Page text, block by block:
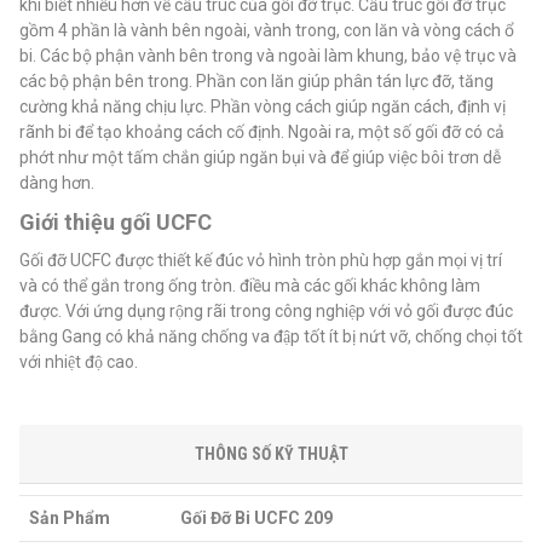
khi biết nhiều hơn về cấu trúc của gối đỡ trục. Cấu trúc gối đỡ trục
gồm 4 phần là vành bên ngoài, vành trong, con lăn và vòng cách ổ
bi. Các bộ phận vành bên trong và ngoài làm khung, bảo vệ trục và
các bộ phận bên trong. Phần con lăn giúp phân tán lực đỡ, tăng
cường khả năng chịu lực. Phần vòng cách giúp ngăn cách, định vị
rãnh bi để tạo khoảng cách cố định. Ngoài ra, một số gối đỡ có cả
phớt như một tấm chắn giúp ngăn bụi và để giúp việc bôi trơn dễ
dàng hơn.
Giới thiệu gối UCFC
Gối đỡ UCFC được thiết kế đúc vỏ hình tròn phù hợp gắn mọi vị trí
và có thể gắn trong ống tròn. điều mà các gối khác không làm
được. Với ứng dụng rộng rãi trong công nghiệp với vỏ gối được đúc
bằng Gang có khả năng chống va đập tốt ít bị nứt vỡ, chống chọi tốt
với nhiệt độ cao.
THÔNG SỐ KỸ THUẬT
Sản Phẩm Gối Đỡ Bi UCFC 209